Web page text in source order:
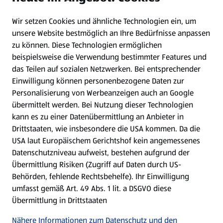
WhatsApp
Gewinnspiele
Mein HOFER. Meine Einkäufe.
Meine Meinung. Mein HOFER.
Gutscheingroßbestellung
(öffnet in einem neuen Tab)
Folge uns hier:
Jetzt die HOFER App downloaden
Wir setzen Cookies und ähnliche Technologien ein, um
unsere Website bestmöglich an Ihre Bedürfnisse anpassen
zu können. Diese Technologien ermöglichen
beispielsweise die Verwendung bestimmter Features und
das Teilen auf sozialen Netzwerken. Bei entsprechender
Einwilligung können personenbezogene Daten zur
Personalisierung von Werbeanzeigen auch an Google
übermittelt werden. Bei Nutzung dieser Technologien
kann es zu einer Datenübermittlung an Anbieter in
Drittstaaten, wie insbesondere die USA kommen. Da die
USA laut Europäischem Gerichtshof kein angemessenes
Datenschutzniveau aufweist, bestehen aufgrund der
Übermittlung Risiken (Zugriff auf Daten durch US-
Behörden, fehlende Rechtsbehelfe). Ihr Einwilligung
umfasst gemäß Art. 49 Abs. 1 lit. a DSGVO diese
Übermittlung in Drittstaaten
Nähere Informationen zum Datenschutz und den